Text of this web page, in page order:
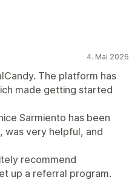
4. Mai 2026
The platform has
made getting started
Sarmiento has been
was very helpful, and
recommend
up a referral program.